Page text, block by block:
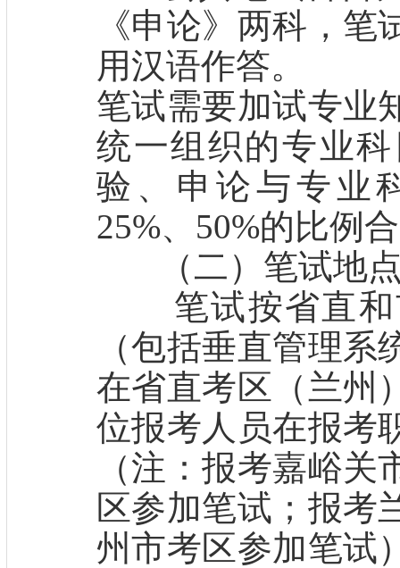
《申论》两科，
用汉语作答。
笔试需要加试专业
统一组织的专业
验、申论与专业
25%、50%的比例
（二）笔试地
笔试按省直和
（包括垂直管理
在省直考区（兰州
位报考人员在报考
（注：报考嘉峪
区参加笔试；报考
州市考区参加笔试